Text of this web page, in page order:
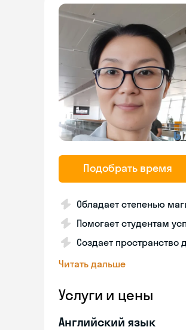
Подобрать время
Обладает степенью
Помогает студентам
Создает пространство
Читать дальше
Услуги и цены
Английский язык